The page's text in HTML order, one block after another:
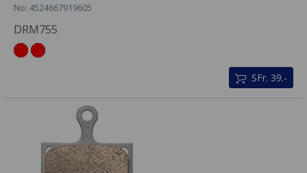
No: 4524667919605
DRM755
SFr. 39.-